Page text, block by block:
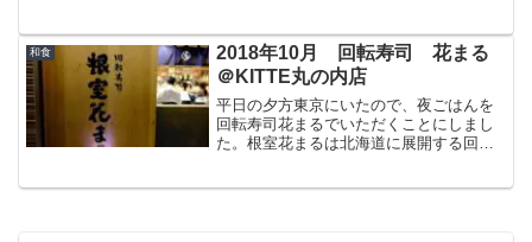
です。ヨーロッパ軒総本店混雑状況平日
の夏16時ぐらいに到...
和食
2018年10月 回転寿司 花まる
＠KITTE丸の内店
平日の夕方東京にいたので、夜ごはんを
回転寿司花まるでいただくことにしまし
た。根室花まるは北海道に展開する回転